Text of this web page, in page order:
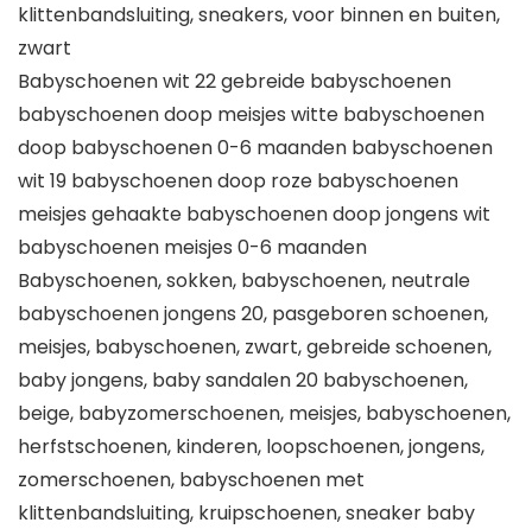
klittenbandsluiting, sneakers, voor binnen en buiten,
zwart
Babyschoenen wit 22 gebreide babyschoenen
babyschoenen doop meisjes witte babyschoenen
doop babyschoenen 0-6 maanden babyschoenen
wit 19 babyschoenen doop roze babyschoenen
meisjes gehaakte babyschoenen doop jongens wit
babyschoenen meisjes 0-6 maanden
Babyschoenen, sokken, babyschoenen, neutrale
babyschoenen jongens 20, pasgeboren schoenen,
meisjes, babyschoenen, zwart, gebreide schoenen,
baby jongens, baby sandalen 20 babyschoenen,
beige, babyzomerschoenen, meisjes, babyschoenen,
herfstschoenen, kinderen, loopschoenen, jongens,
zomerschoenen, babyschoenen met
klittenbandsluiting, kruipschoenen, sneaker baby